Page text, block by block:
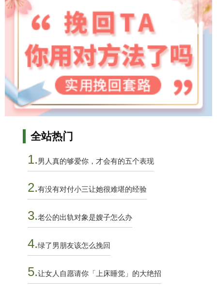
全站热门
1.男人真的够爱你，才会有的五个表现
2.有没有对付小三让她很难堪的经验
3.老公的出轨对象是嫂子怎么办
4.绿了男朋友该怎么挽回
5.让女人自愿请你「上床睡觉」的大绝招